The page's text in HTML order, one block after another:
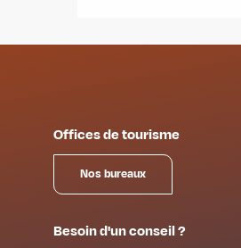
Offices de tourisme
Nos bureaux
Besoin d'un conseil ?